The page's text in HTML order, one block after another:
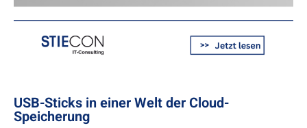
USB-Sticks in einer Welt der Cloud-
Speicherung